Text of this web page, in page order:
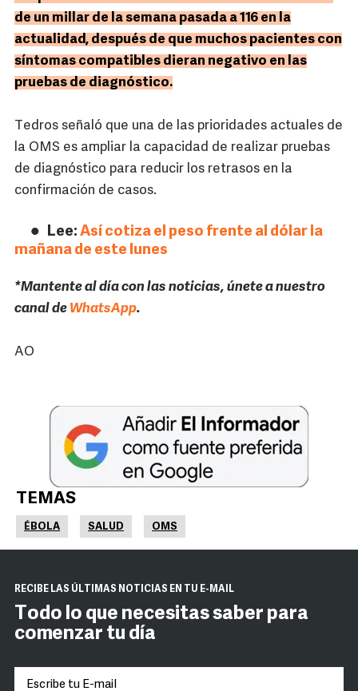
de un millar de la semana pasada a 116 en la
actualidad, después de que muchos pacientes con
síntomas compatibles dieran negativo en las
pruebas de diagnóstico.
Tedros señaló que una de las prioridades actuales de
la OMS es ampliar la capacidad de realizar pruebas
de diagnóstico para reducir los retrasos en la
confirmación de casos.
Lee: Así cotiza el peso frente al dólar la
mañana de este lunes
*Mantente al día con las noticias, únete a nuestro
canal de WhatsApp.
AO
TEMAS
ÉBOLA SALUD OMS
RECIBE LAS ÚLTIMAS NOTICIAS EN TU E-MAIL
Todo lo que necesitas saber para
comenzar tu día